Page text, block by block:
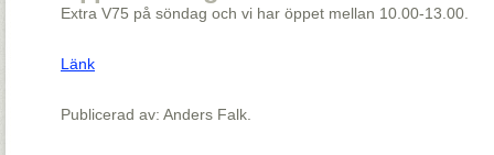
Extra V75 på söndag och vi har öppet mellan 10.00-13.00.
Länk
Publicerad av: Anders Falk.